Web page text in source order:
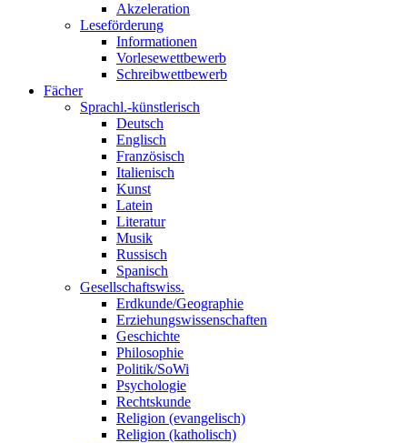
Akzeleration
Leseförderung
Informationen
Vorlesewettbewerb
Schreibwettbewerb
Fächer
Sprachl.-künstlerisch
Deutsch
Englisch
Französisch
Italienisch
Kunst
Latein
Literatur
Musik
Russisch
Spanisch
Gesellschaftswiss.
Erdkunde/Geographie
Erziehungswissenschaften
Geschichte
Philosophie
Politik/SoWi
Psychologie
Rechtskunde
Religion (evangelisch)
Religion (katholisch)